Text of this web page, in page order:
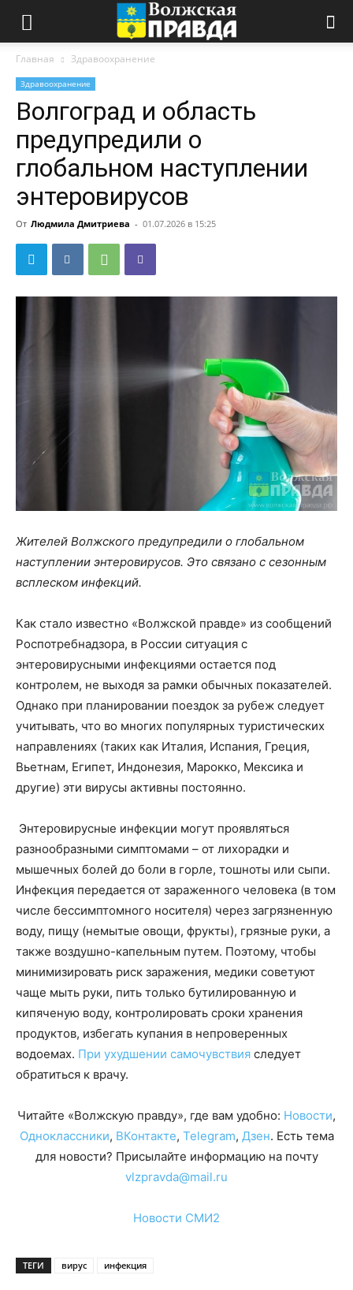
Главная Здравоохранение
Здравоохранение
Волгоград и область
предупредили о
глобальном наступлении
энтеровирусов
От Людмила Дмитриева - 01.07.2026 в 15:25
Жителей Волжского предупредили о глобальном
наступлении энтеровирусов. Это связано с сезонным
всплеском инфекций.
Как стало известно «Волжской правде» из сообщений
Роспотребнадзора, в России ситуация с
энтеровирусными инфекциями остается под
контролем, не выходя за рамки обычных показателей.
Однако при планировании поездок за рубеж следует
учитывать, что во многих популярных туристических
направлениях (таких как Италия, Испания, Греция,
Вьетнам, Египет, Индонезия, Марокко, Мексика и
другие) эти вирусы активны постоянно.
Энтеровирусные инфекции могут проявляться
разнообразными симптомами – от лихорадки и
мышечных болей до боли в горле, тошноты или сыпи.
Инфекция передается от зараженного человека (в том
числе бессимптомного носителя) через загрязненную
воду, пищу (немытые овощи, фрукты), грязные руки, а
также воздушно-капельным путем. Поэтому, чтобы
минимизировать риск заражения, медики советуют
чаще мыть руки, пить только бутилированную и
кипяченую воду, контролировать сроки хранения
продуктов, избегать купания в непроверенных
водоемах. При ухудшении самочувствия следует
обратиться к врачу.
Читайте «Волжскую правду», где вам удобно: Новости,
Одноклассники, ВКонтакте, Telegram, Дзен. Есть тема
для новости? Присылайте информацию на почту
vlzpravda@mail.ru
Новости СМИ2
ТЕГИ вирус инфекция